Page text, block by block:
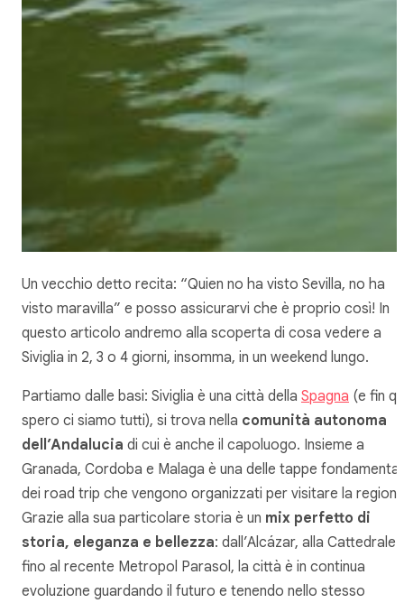
Un vecchio detto recita: “Quien no ha visto Sevilla, no ha
visto maravill a” e posso assicurarvi che è proprio così! In
questo articolo andremo alla scoperta di cosa vedere a
Siviglia in 2, 3 o 4 giorni, insomma, in un weekend lungo.
Partiamo dalle basi: Siviglia è una città della Spagna (e fin
spero ci siamo tutti), si trova nella comunità autonoma
dell’Andalucia di cui è anche il capoluogo. Insieme a
Granada, Cordoba e Malaga è una delle tappe fondamentali
dei road trip che vengono organizzati per visitare la
Grazie alla sua particolare storia è un mix perfetto di
storia, eleganza e bellezza: dall’Alcázar, alla Cattedrale
fino al recente Metropol Parasol, la città è in continua
evoluzione guardando il futuro e tenendo nello stesso